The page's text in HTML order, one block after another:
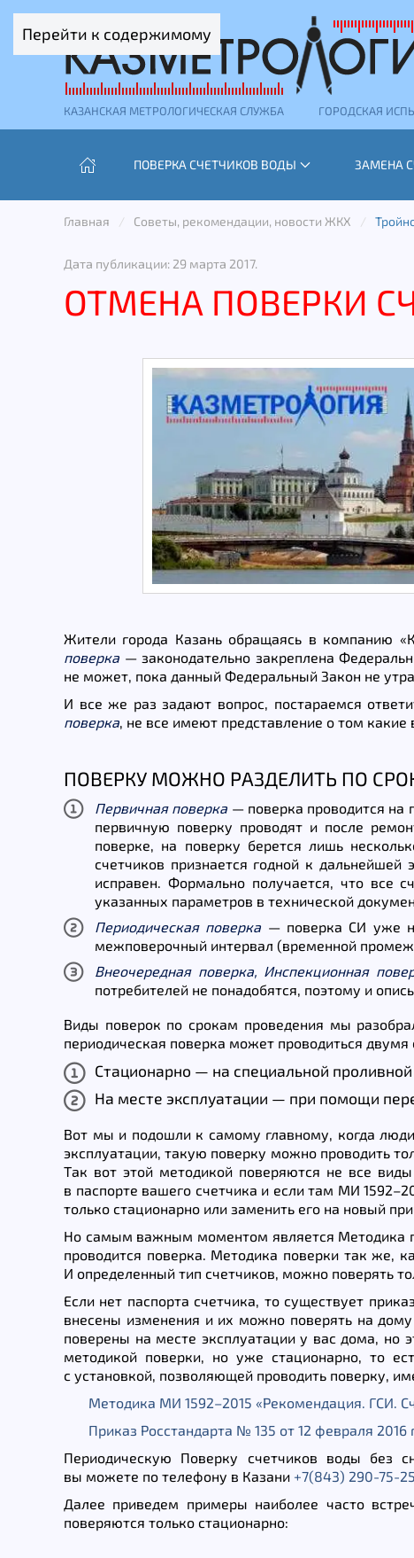
Перейти к содержимому
КАЗАНСКАЯ МЕТРОЛОГИЧЕСКАЯ СЛУЖБА ГОРОДСКАЯ
ПОВЕРКА СЧЕТЧИКОВ ВОДЫ ЗАМЕНА
Главная Советы, рекомендации, новости ЖКХ
Дата публикации: 29 марта 2017.
ОТМЕНА ПОВЕРКИ
Жители города Казань обращаясь в компанию
поверка — законодательно закреплена
не может, пока данный Федеральный Закон не
И все же раз задают вопрос, постараемся
поверка , не все имеют представление о том
ПОВЕРКУ МОЖНО РАЗДЕЛИТЬ ПО
Первичная поверка — поверка проводится на
первичную поверку проводят и после
поверке, на поверку берется лишь
счетчиков признается годной к
исправен. Формально получается, что все
указанных параметров в технической
Периодическая поверка — поверка СИ уже
межповерочный интервал (временной
Внеочередная поверка, Инспекционная
потребителей не понадобятся, поэтому и
Виды поверок по срокам проведения мы
периодическая поверка может проводиться двумя
Стационарно — на специальной
На месте эксплуатации — при помощи
Вот мы и подошли к самому главному, когда
эксплуатации, такую поверку можно проводить
Так вот этой методикой поверяются не все
в паспорте вашего счетчика и если там МИ
только стационарно или заменить его на новый
Но самым важным моментом является Методика
проводится поверка. Методика поверки так же,
И определенный тип счетчиков, можно поверять
Если нет паспорта счетчика, то существует
внесены изменения и их можно поверять на
поверены на месте эксплуатации у вас дома, но
методикой поверки, но уже стационарно, то
с установкой, позволяющей проводить поверку,
Методика МИ 1592–2015 «Рекомендация. ГСИ.
Приказ Росстандарта № 135 от 12 февраля 2016
Периодическую Поверку счетчиков воды без
вы можете по телефону в Казани +7(843) 290-75-25
Далее приведем примеры наиболее часто
поверяются только стационарно: